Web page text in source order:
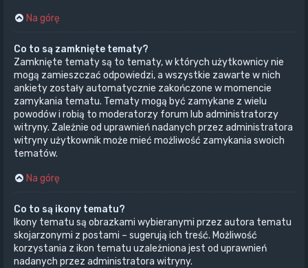
Na górę
Co to są zamknięte tematy?
Zamknięte tematy są to tematy, w których użytkownicy nie
mogą zamieszczać odpowiedzi, a wszystkie zawarte w nich
ankiety zostały automatycznie zakończone w momencie
zamykania tematu. Tematy mogą być zamykane z wielu
powodów i robią to moderatorzy forum lub administratorzy
witryny. Zależnie od uprawnień nadanych przez administratora
witryny użytkownik może mieć możliwość zamykania swoich
tematów.
Na górę
Co to są ikony tematu?
Ikony tematu są obrazkami wybieranymi przez autora tematu
skojarzonymi z postami – sugerują ich treść. Możliwość
korzystania z ikon tematu uzależniona jest od uprawnień
nadanych przez administratora witryny.